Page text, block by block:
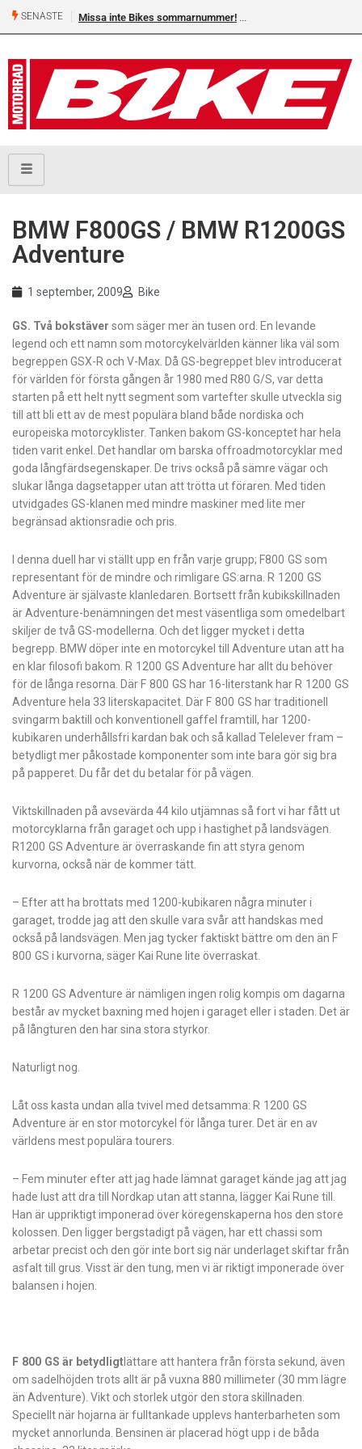
SENASTE Missa inte Bikes sommarnummer!
BMW F800GS / BMW R1200GS
Adventure
1 september, 2009 Bike
GS. Två bokstäver som säger mer än tusen ord. En levande
legend och ett namn som motorcykelvärlden känner lika väl som
begreppen GSX-R och V-Max. Då GS-begreppet blev introducerat
för världen för första gången år 1980 med R80 G/S, var detta
starten på ett helt nytt segment som vartefter skulle utveckla sig
till att bli ett av de mest populära bland både nordiska och
europeiska motorcyklister. Tanken bakom GS-konceptet har hela
tiden varit enkel. Det handlar om barska offroadmotorcyklar med
goda långfärdsegenskaper. De trivs också på sämre vägar och
slukar långa dagsetapper utan att trötta ut föraren. Med tiden
utvidgades GS-klanen med mindre maskiner med lite mer
begränsad aktionsradie och pris.
I denna duell har vi ställt upp en från varje grupp; F800 GS som
representant för de mindre och rimligare GS:arna. R 1200 GS
Adventure är självaste klanledaren. Bortsett från kubikskillnaden
är Adventure-benämningen det mest väsentliga som omedelbart
skiljer de två GS-modellerna. Och det ligger mycket i detta
begrepp. BMW döper inte en motorcykel till Adventure utan att ha
en klar filosofi bakom. R 1200 GS Adventure har allt du behöver
för de långa resorna. Där F 800 GS har 16-literstank har R 1200 GS
Adventure hela 33 literskapacitet. Där F 800 GS har traditionell
svingarm baktill och konventionell gaffel framtill, har 1200-
kubikaren underhållsfri kardan bak och så kallad Telelever fram –
betydligt mer påkostade komponenter som inte bara gör sig bra
på papperet. Du får det du betalar för på vägen.
Viktskillnaden på avsevärda 44 kilo utjämnas så fort vi har fått ut
motorcyklarna från garaget och upp i hastighet på landsvägen.
R1200 GS Adventure är överraskande fin att styra genom
kurvorna, också när de kommer tätt.
– Efter att ha brottats med 1200-kubikaren några minuter i
garaget, trodde jag att den skulle vara svår att handskas med
också på landsvägen. Men jag tycker faktiskt bättre om den än F
800 GS i kurvorna, säger Kai Rune lite överraskat.
R 1200 GS Adventure är nämligen ingen rolig kompis om dagarna
består av mycket baxning med hojen i garaget eller i staden. Det är
på långturen den har sina stora styrkor.
Naturligt nog.
Låt oss kasta undan alla tvivel med detsamma: R 1200 GS
Adventure är en stor motorcykel för långa turer. Det är en av
världens mest populära tourers.
– Fem minuter efter att jag hade lämnat garaget kände jag att jag
hade lust att dra till Nordkap utan att stanna, lägger Kai Rune till.
Han är uppriktigt imponerad över köregenskaperna hos den store
kolossen. Den ligger bergstadigt på vägen, har ett chassi som
arbetar precist och den gör inte bort sig när underlaget skiftar från
asfalt till grus. Visst är den tung, men vi är riktigt imponerade över
balansen i hojen.
F 800 GS är betydligt lättare att hantera från första sekund, även
om sadelhöjden trots allt är på vuxna 880 millimeter (30 mm lägre
än Adventure). Vikt och storlek utgör den stora skillnaden.
Speciellt när hojarna är fulltankade upplevs hanterbarheten som
mycket annorlunda. Bensinen är placerad högt upp i de båda